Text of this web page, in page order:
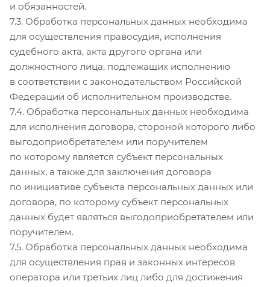
и обязанностей.
7.3. Обработка персональных данных необходима
для осуществления правосудия, исполнения
судебного акта, акта другого органа или
должностного лица, подлежащих исполнению
в соответствии с законодательством Российской
Федерации об исполнительном производстве.
7.4. Обработка персональных данных необходима
для исполнения договора, стороной которого либо
выгодоприобретателем или поручителем
по которому является субъект персональных
данных, а также для заключения договора
по инициативе субъекта персональных данных или
договора, по которому субъект персональных
данных будет являться выгодоприобретателем или
поручителем.
7.5. Обработка персональных данных необходима
для осуществления прав и законных интересов
оператора или третьих лиц либо для достижения